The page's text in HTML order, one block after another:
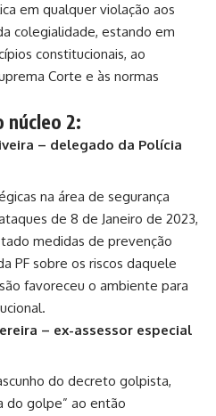
em qualquer violação aos
colegialidade, estando em
constitucionais, ao
Corte e às normas
núcleo 2:
– delegado da Polícia
na área de segurança
de 8 de Janeiro de 2023,
medidas de prevenção
PF sobre os riscos daquele
favoreceu o ambiente para
– ex-assessor especial
do decreto golpista,
do golpe” ao então